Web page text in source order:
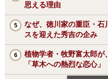
思える理由
なぜ、徳川家の重臣・石
スを迎えた秀吉の企み
植物学者・牧野富太郎が
「草木への熱烈な恋心」